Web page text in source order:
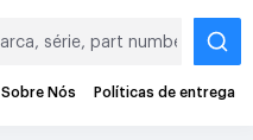
Sobre Nós Políticas de entrega